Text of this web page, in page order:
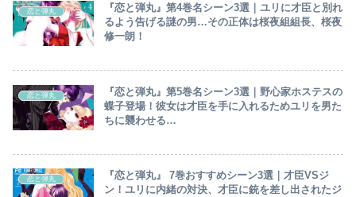
恋と弾丸
『恋と弾丸』第4巻名シーン3選｜ユリに才臣と別れ
るよう告げる謎の男…その正体は桜夜組組長、桜夜
修一朗！
恋と弾丸
『恋と弾丸』第5巻名シーン3選｜野心家ホステスの
蝶子登場！彼女は才臣を手に入れるためユリを男た
ちに襲わせる…
恋と弾丸
『恋と弾丸』 7巻おすすめシーン3選｜才臣VSジ
ン！ユリに内緒の対決、才臣に銃を差し出されたジ